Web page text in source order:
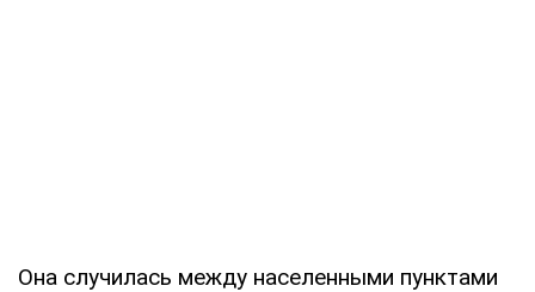
Она случилась между населенными пунктами